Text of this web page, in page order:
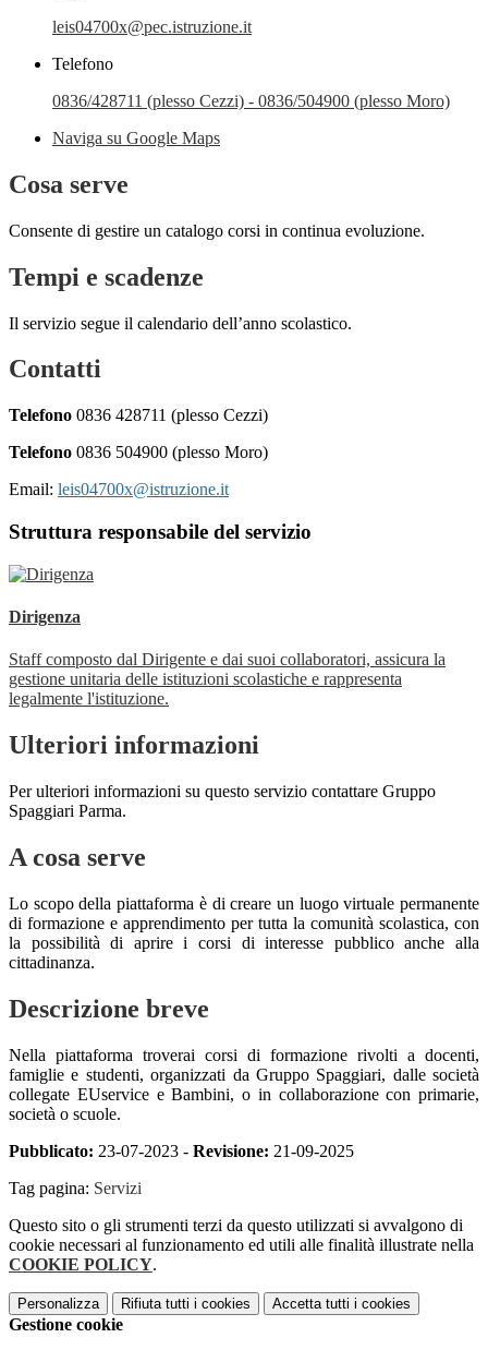
leis04700x@pec.istruzione.it
Telefono
0836/428711 (plesso Cezzi) - 0836/504900 (plesso Moro)
Naviga su Google Maps
Cosa serve
Consente di gestire un catalogo corsi in continua evoluzione.
Tempi e scadenze
Il servizio segue il calendario dell’anno scolastico.
Contatti
Telefono 0836 428711 (plesso Cezzi)
Telefono 0836 504900 (plesso Moro)
Email: leis04700x@istruzione.it
Struttura responsabile del servizio
Dirigenza
Staff composto dal Dirigente e dai suoi collaboratori, assicura la
gestione unitaria delle istituzioni scolastiche e rappresenta
legalmente l'istituzione.
Ulteriori informazioni
Per ulteriori informazioni su questo servizio contattare Gruppo
Spaggiari Parma.
A cosa serve
Lo scopo della piattaforma è di creare un luogo virtuale permanente
di formazione e apprendimento per tutta la comunità scolastica, con
la possibilità di aprire i corsi di interesse pubblico anche alla
cittadinanza.
Descrizione breve
Nella piattaforma troverai corsi di formazione rivolti a docenti,
famiglie e studenti, organizzati da Gruppo Spaggiari, dalle società
collegate EUservice e Bambini, o in collaborazione con primarie,
società o scuole.
Pubblicato: 23-07-2023 - Revisione: 21-09-2025
Tag pagina: Servizi
Questo sito o gli strumenti terzi da questo utilizzati si avvalgono di
cookie necessari al funzionamento ed utili alle finalità illustrate nella
COOKIE POLICY.
Personalizza Rifiuta tutti i cookies Accetta tutti i cookies
Gestione cookie